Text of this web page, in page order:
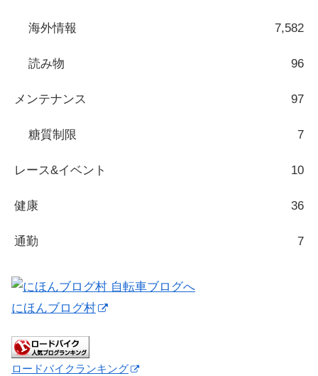
海外情報 7,582
読み物 96
メンテナンス 97
糖質制限 7
レース&イベント 10
健康 36
通勤 7
にほんブログ村
ロードバイクランキング